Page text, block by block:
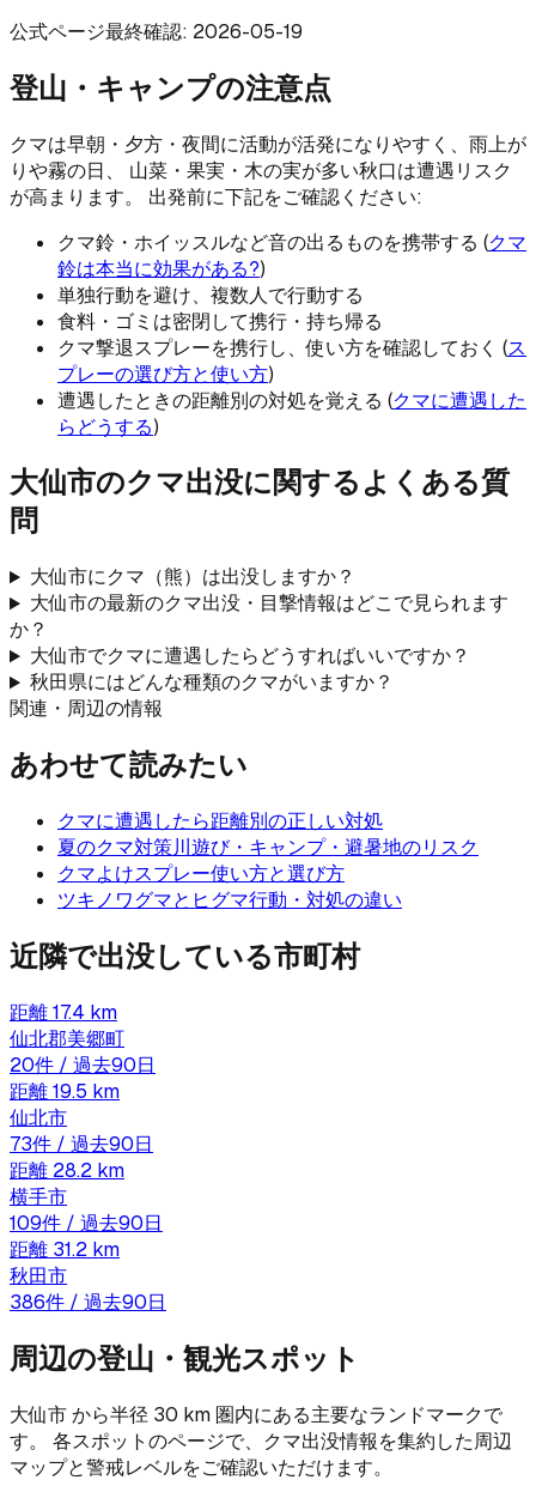
公式ページ最終確認: 2026-05-19
登山・キャンプの注意点
クマは早朝・夕方・夜間に活動が活発になりやすく、雨上が
りや霧の日、 山菜・果実・木の実が多い秋口は遭遇リスク
が高まります。 出発前に下記をご確認ください:
クマ鈴・ホイッスルなど音の出るものを携帯する (クマ
鈴は本当に効果がある?)
単独行動を避け、複数人で行動する
食料・ゴミは密閉して携行・持ち帰る
クマ撃退スプレーを携行し、使い方を確認しておく (ス
プレーの選び方と使い方)
遭遇したときの距離別の対処を覚える (クマに遭遇した
らどうする)
大仙市のクマ出没に関するよくある質
問
大仙市にクマ（熊）は出没しますか？
大仙市の最新のクマ出没・目撃情報はどこで見られます
か？
大仙市でクマに遭遇したらどうすればいいですか？
秋田県にはどんな種類のクマがいますか？
関連・周辺の情報
あわせて読みたい
クマに遭遇したら距離別の正しい対処
夏のクマ対策川遊び・キャンプ・避暑地のリスク
クマよけスプレー使い方と選び方
ツキノワグマとヒグマ行動・対処の違い
近隣で出没している市町村
距離17.4 km
仙北郡美郷町
20件 / 過去90日
距離19.5 km
仙北市
73件 / 過去90日
距離 28.2 km
横手市
109件 / 過去90日
距離 31.2 km
秋田市
386件 / 過去90日
周辺の登山・観光スポット
大仙市から半径 30 km 圏内にある主要なランドマークで
す。 各スポットのページで、クマ出没情報を集約した周辺
マップと警戒レベルをご確認いただけます。